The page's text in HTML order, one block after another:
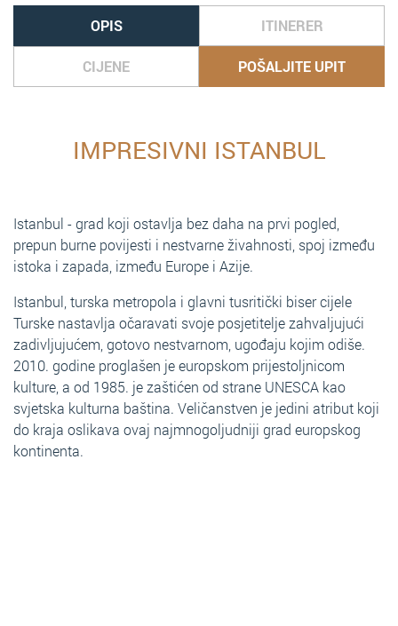
OPIS ITINERER
CIJENE POŠALJITE UPIT
IMPRESIVNI ISTANBUL
Istanbul - grad koji ostavlja bez daha na prvi pogled,
prepun burne povijesti i nestvarne živahnosti, spoj između
istoka i zapada, između Europe i Azije.
Istanbul, turska metropola i glavni tusritički biser cijele
Turske nastavlja očaravati svoje posjetitelje zahvaljujući
zadivljujućem, gotovo nestvarnom, ugođaju kojim odiše.
2010. godine proglašen je europskom prijestoljnicom
kulture, a od 1985. je zaštićen od strane UNESCA kao
svjetska kulturna baština. Veličanstven je jedini atribut koji
do kraja oslikava ovaj najmnogoljudniji grad europskog
kontinenta.